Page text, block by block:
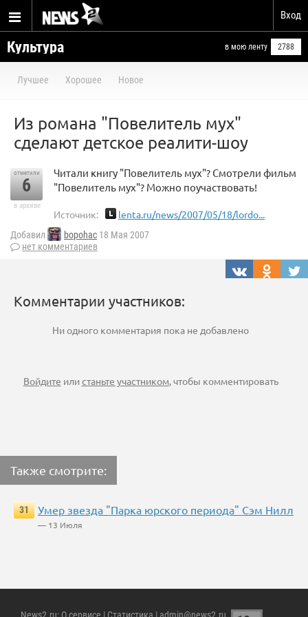
Вход
Культура в мою ленту 2788
Лучшее Хорошее Новое
Из романа "Повелитель мух"
сделают детское реалити-шоу
отметили
6
в архиве
Читали книгу "Повелитель мух"? Смотрели фильм
"Повелитель мух"? Можно поучаствовать!
Источник: lenta.ru/news/2007/05/18/lordo...
Добавил bopohac 18 Мая 2007
нет комментариев
Комментарии участников:
Ни одного комментария пока не добавлено
Войдите илистаньте участником, чтобы комментировать
Также смотрите:
31 Умер звезда "Парка юрского периода" Сэм Нилл
— 13 Июля